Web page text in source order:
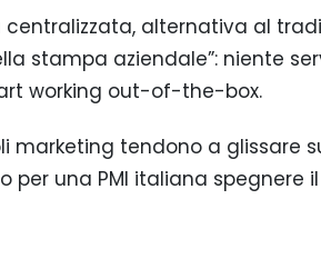
alternativa al
stampa aziendale”: niente
working out-of-the-box.
marketing tendono a glissare
per una PMI italiana spegnere